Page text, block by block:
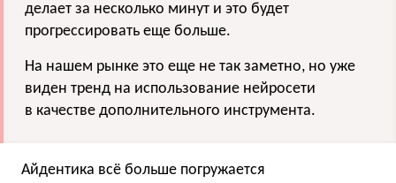
делает за несколько минут и это будет
прогрессировать еще больше.
На нашем рынке это еще не так заметно, но уже
виден тренд на использование нейросети
в качестве дополнительного инструмента.
Айдентика всё больше погружается